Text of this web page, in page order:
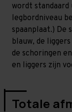
wordt
legbordniveau
spaanplaat.)
blauw, de
de schoringen
en liggers zijn
Totale